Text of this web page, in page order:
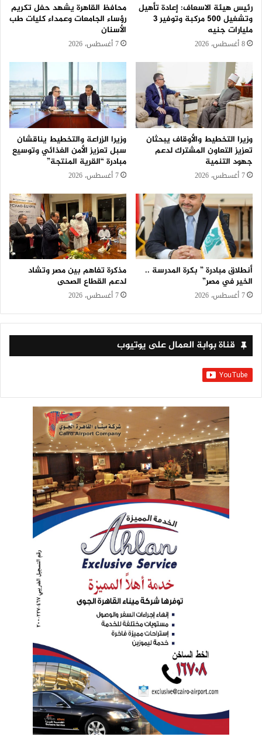
رئيس هيئة الاسعاف: إعادة تأهيل
وتشغيل 500 مركبة وتوفير 3
مليارات جنيه
8 أغسطس، 2026
محافظ القاهرة يشهد حفل تكريم
رؤساء الجامعات وعمداء كليات طب
الأسنان
7 أغسطس، 2026
وزيرا التخطيط والأوقاف يبحثان
تعزيز التعاون المشترك لدعم
جهود التنمية
7 أغسطس، 2026
وزيرا الزراعة والتخطيط يناقشان
سبل تعزيز الأمن الغذائي وتوسيع
مبادرة “القرية المنتجة”
7 أغسطس، 2026
أنطلاق مبادرة ” بكرة المدرسة ..
الخير في مصر”
7 أغسطس، 2026
مذكرة تفاهم بين مصر وتشاد
لدعم القطاع الصحى
7 أغسطس، 2026
قناة بوابة العمال على يوتيوب